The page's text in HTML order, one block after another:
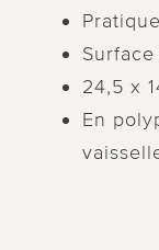
24,5 x
En